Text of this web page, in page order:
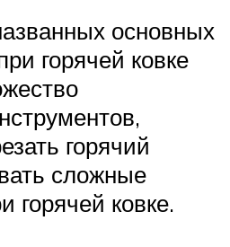
основных
горячей ковке
горячий
сложные
горячей ковке.